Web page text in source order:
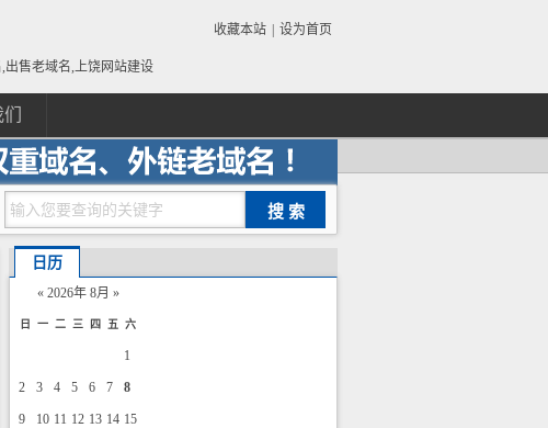
出售老域名,上饶网站建设
收藏本站 设为首页
日历
« 2026年 8月 »
日 一 二 三 四 五 六
1
2 3 4 5 6 7 8
9 10 11 12 13 14 15